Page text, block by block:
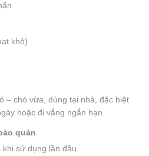
khô)
– chó vừa, dùng tại nhà, đặc biệt
hoặc đi vắng ngắn hạn.
quản
sử dụng lần đầu.